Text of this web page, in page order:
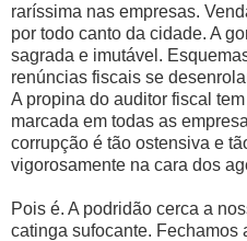
raríssima nas empresas.
por todo canto da cidade. A
sagrada e imutável.
renúncias fiscais se
A propina do auditor fiscal
marcada em todas as
corrupção é tão ostensiva e
vigorosamente na cara dos
Pois é. A podridão cerca a
catinga sufocante. Fechamos